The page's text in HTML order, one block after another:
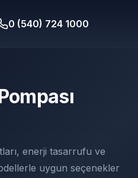
0 (540) 724 1000
enerji tasarrufu ve
uygun seçenekler